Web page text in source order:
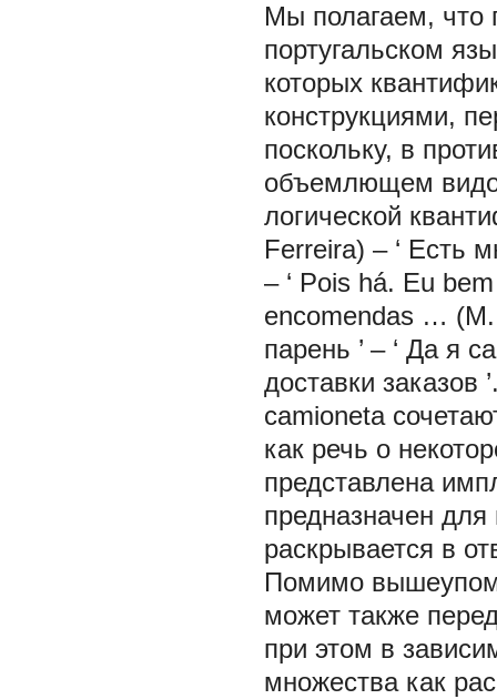
Мы полагаем, что
португальском
которых
конструкциями,
поскольку, в
объемлющем
логической
Ferreira) – ‘ Есть
– ‘ Pois há. Eu
encomendas … (M.
парень ’ – ‘ Да я
доставки заказов
camioneta
как речь о
представлена
предназначен для
раскрывается в
Помимо
может также
при этом в
множества как